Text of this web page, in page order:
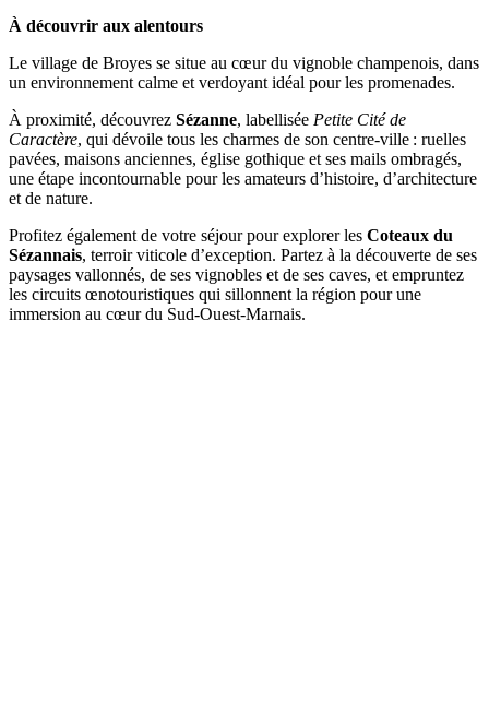
À découvrir aux alentours
Le village de Broyes se situe au cœur du vignoble champenois, dans
un environnement calme et verdoyant idéal pour les promenades.
À proximité, découvrez Sézanne, labellisée Petite Cité de
Caractère, qui dévoile tous les charmes de son centre-ville : ruelles
pavées, maisons anciennes, église gothique et ses mails ombragés,
une étape incontournable pour les amateurs d’histoire, d’architecture
et de nature.
Profitez également de votre séjour pour explorer les Coteaux du
Sézannais, terroir viticole d’exception. Partez à la découverte de ses
paysages vallonnés, de ses vignobles et de ses caves, et empruntez
les circuits œnotouristiques qui sillonnent la région pour une
immersion au cœur du Sud-Ouest-Marnais.